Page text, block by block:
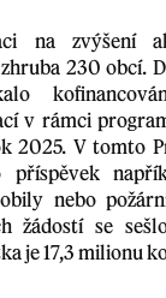
na zvýšení
230 obcí.
v rámci
2025. V tomto
příspěvek
nebo
žádostí se
je 17,3 milionu